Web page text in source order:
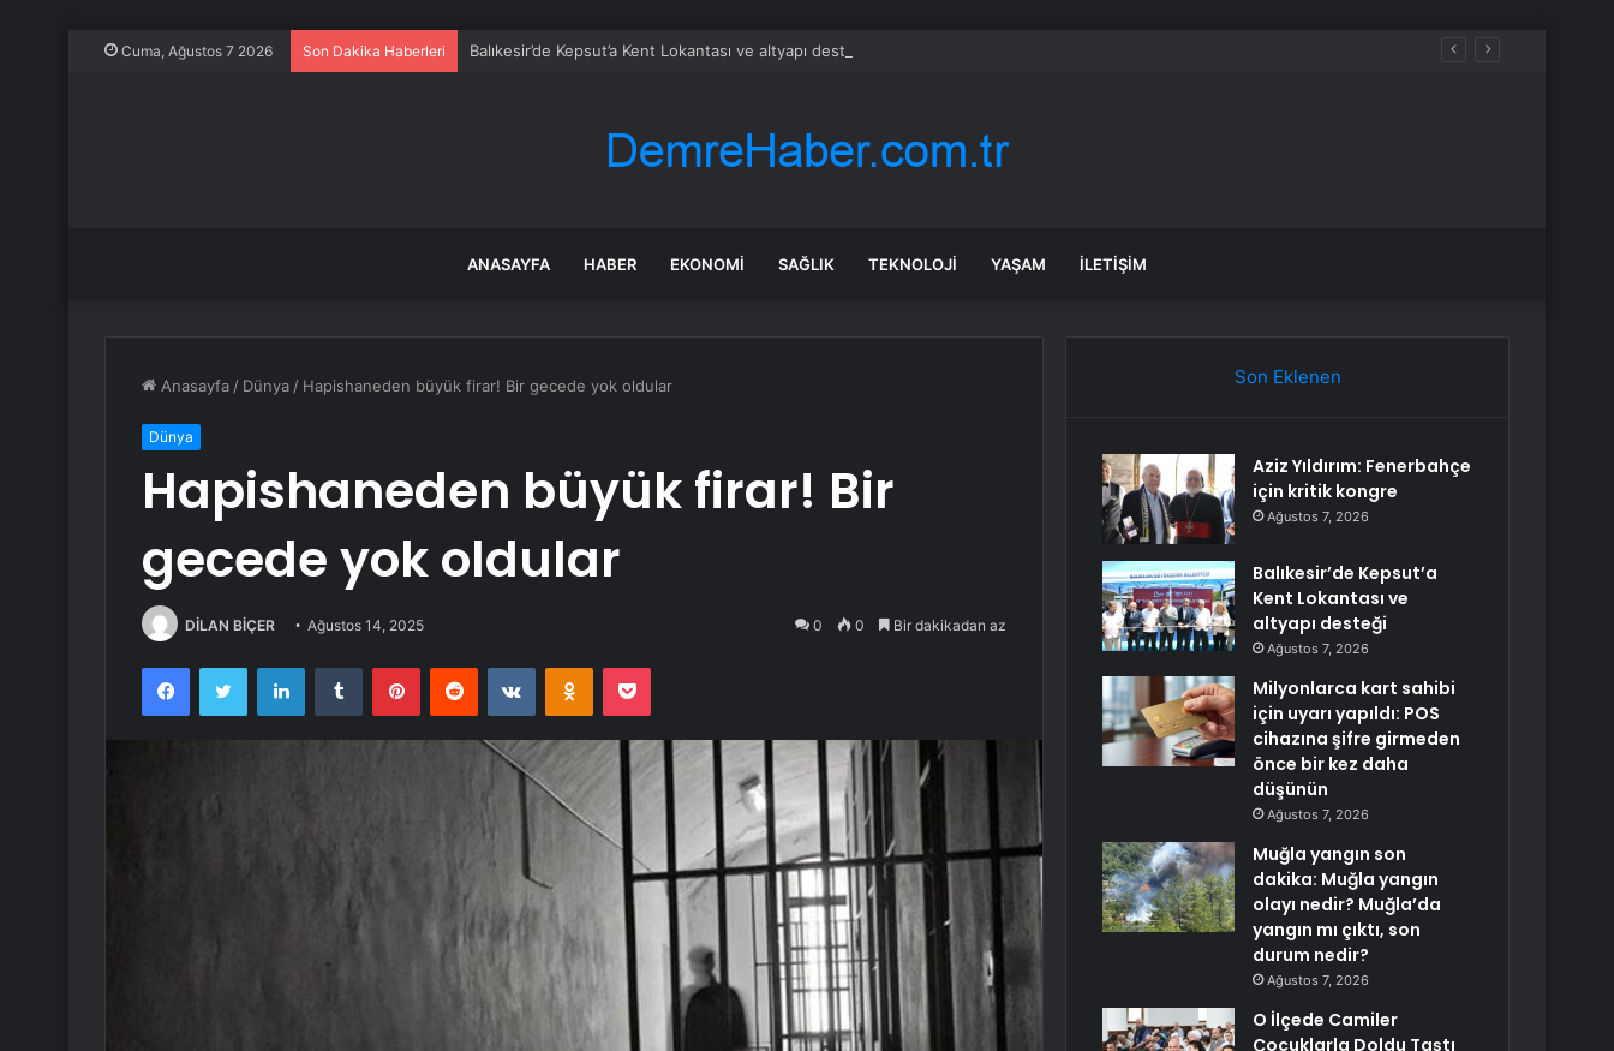
Cuma, Ağustos 7 2026 Son Dakika Haberleri Balıkesir’de Kepsut’a Kent Lokantası ve altyapı desteği
ANASAYFA HABER EKONOMI SAĞLIK TEKNOLOJI YAŞAM İLETIŞIM
Anasayfa / Dünya / Hapishaneden büyük firar! Bir gecede yok oldular
Dünya
Hapishaneden büyük firar! Bir
gecede yok oldular
DİLAN BİÇER Ağustos 14, 2025 0 0 Bir dakikadan az
FacebookTwitter LinkedInTumblr PinterestReddit VKontakteOdnoklassniki
Pocket
Son Eklenen
Aziz Yıldırım: Fenerbahçe
için kritik kongre
Ağustos 7, 2026
Balıkesir’de Kepsut’a
Kent Lokantası ve
altyapı desteği
Ağustos 7, 2026
Milyonlarca kart sahibi
için uyarı yapıldı: POS
cihazına şifre girmeden
önce bir kez daha
düşünün
Ağustos 7, 2026
Muğla yangın son
dakika: Muğla yangın
olayı nedir? Muğla’da
yangın mı çıktı, son
durum nedir?
Ağustos 7, 2026
O İlçede Camiler
Çocuklarla Doldu Taştı